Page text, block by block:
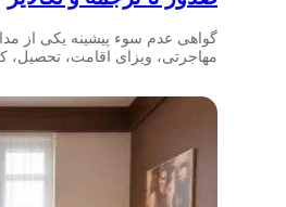
گواهی عدم سوء پیشینه یکی از
مهاجرتی، ویزای اقامت،